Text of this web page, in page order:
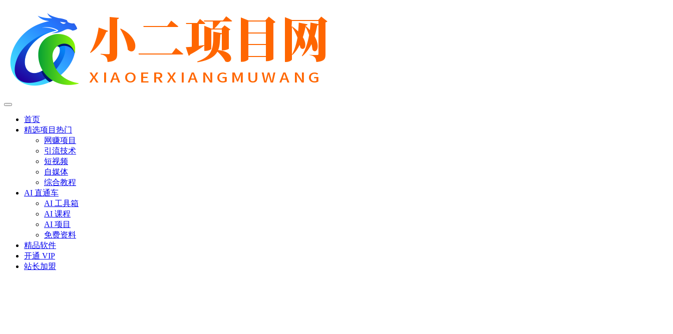
首页
精选项目 热门
网赚项目
引流技术
短视频
自媒体
综合教程
AI 直通车
AI 工具箱
AI 课程
AI 项目
免费资料
精品软件
开通 VIP
站长加盟